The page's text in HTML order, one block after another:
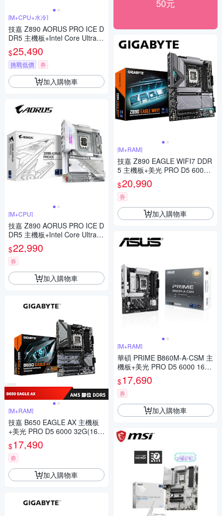
[M+CPU+水冷]
技嘉 Z890 AORUS PRO ICE D
DR5 主機板+Intel Core Ultra 5
250K Plus【18核】+酷碼 Elite
Liquid 360 ARGB 黑 水冷
$25,490
挑戰低價 券
加入購物車
[M+CPU]
技嘉 Z890 AORUS PRO ICE D
DR5 主機板+Intel Core Ultra 5
250K Plus【18核】
$22,990
券
加入購物車
[M+RAM]
技嘉 B650 EAGLE AX 主機板
+美光 PRO D5 6000 32G(16G
*2)超頻(雙通)(黑散熱片)
$17,490
券
加入購物車
50元
[M+RAM]
技嘉 Z890 EAGLE WIFI7 DDR
5 主機板+美光 PRO D5 6000 3
2G(16G*2)超頻(雙通)(黑散熱
片)
$20,990
券
加入購物車
[M+RAM]
華碩 PRIME B860M-A-CSM 主
機板+美光 PRO D5 6000 16G*
2 超頻 32G 雙通 黑散熱片
$17,690
券
加入購物車